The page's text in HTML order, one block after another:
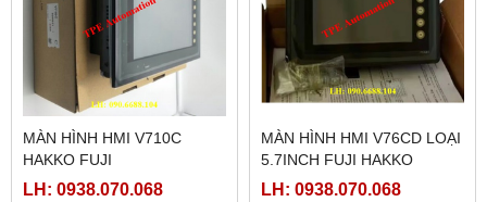
MÀN HÌNH HMI V710C
HAKKO FUJI
LH: 0938.070.068
MÀN HÌNH HMI V76CD LOẠI
5.7INCH FUJI HAKKO
LH: 0938.070.068